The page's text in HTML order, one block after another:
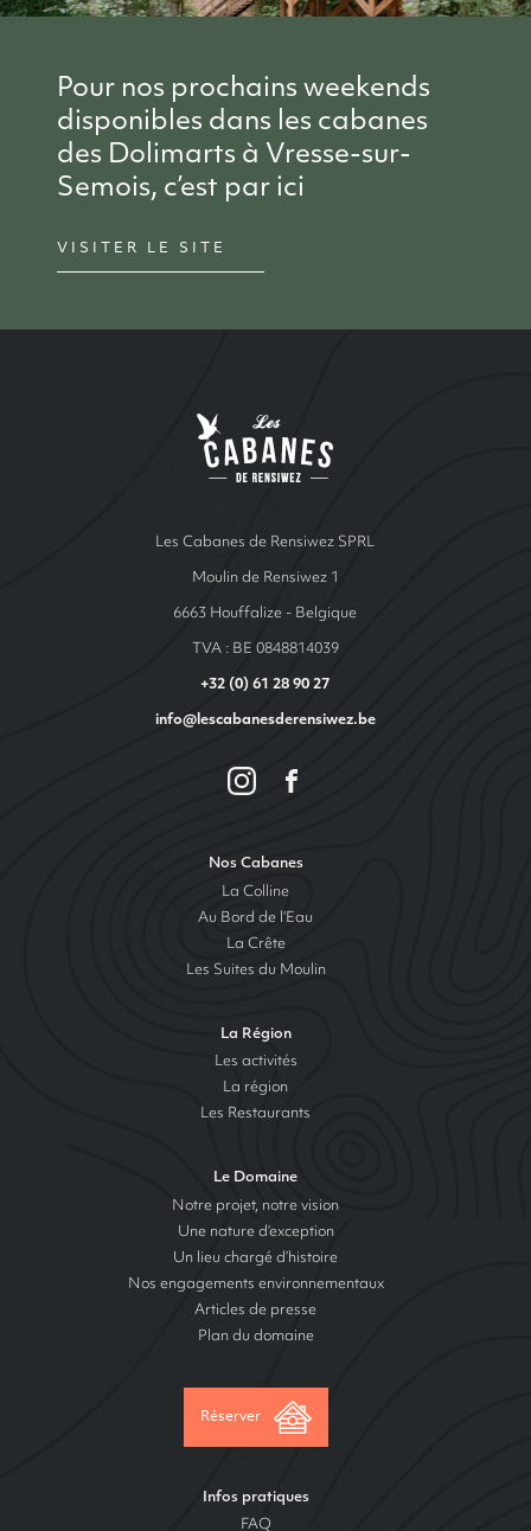
Pour nos prochains weekends
disponibles dans les cabanes
des Dolimarts à Vresse-sur-
Semois, c’est par ici
VISITER LE SITE
Les Cabanes de Rensiwez SPRL
Moulin de Rensiwez 1
6663 Houffalize - Belgique
TVA : BE 0848814039
+32 (0) 61 28 90 27
info@lescabanesderensiwez.be
Nos Cabanes
La Colline
Au Bord de l’Eau
La Crête
Les Suites du Moulin
La Région
Les activités
La région
Les Restaurants
Le Domaine
Notre projet, notre vision
Une nature d’exception
Un lieu chargé d’histoire
Nos engagements environnementaux
Articles de presse
Plan du domaine
Réserver
Infos pratiques
FAQ